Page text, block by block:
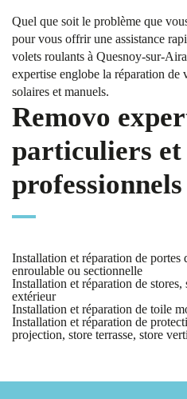
Quel que soit le problème que
pour vous offrir une assistance
volets roulants à Quesnoy-sur-
expertise englobe la réparation de
solaires et manuels.
Removo
particuliers et
professionnels
Installation et réparation de portes
enroulable ou sectionnelle
Installation et réparation de stores,
extérieur
Installation et réparation de toile
Installation et réparation de
projection, store terrasse, store